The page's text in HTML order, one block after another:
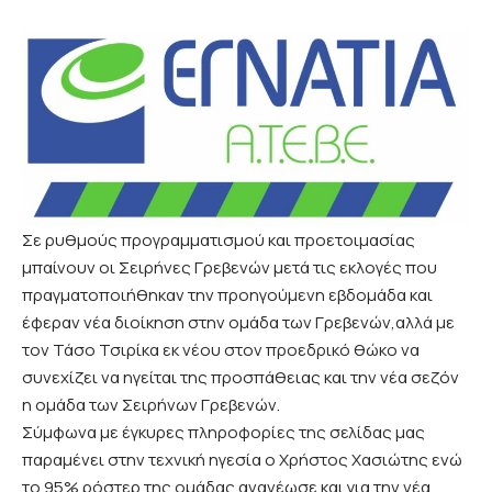
Σε ρυθμούς προγραμματισμού και προετοιμασίας
μπαίνουν οι Σειρήνες Γρεβενών μετά τις εκλογές που
πραγματοποιήθηκαν την προηγούμενη εβδομάδα και
έφεραν νέα διοίκηση στην ομάδα των Γρεβενών,αλλά με
τον Τάσο Τσιρίκα εκ νέου στον προεδρικό θώκο να
συνεχίζει να ηγείται της προσπάθειας και την νέα σεζόν
η ομάδα των Σειρήνων Γρεβενών.
Σύμφωνα με έγκυρες πληροφορίες της σελίδας μας
παραμένει στην τεχνική ηγεσία ο Χρήστος Χασιώτης ενώ
το 95% ρόστερ της ομάδας ανανέωσε και για την νέα